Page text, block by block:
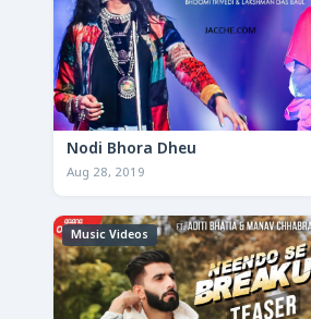
Nodi Bhora Dheu
Aug 28, 2019
Music Videos